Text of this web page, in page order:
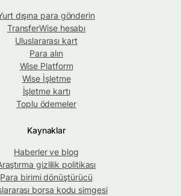
dışına para gönderin
TransferWise hesabı
Uluslararası kart
Para alın
Wise Platform
Wise İşletme
İşletme kartı
Toplu ödemeler
Kaynaklar
Haberler ve blog
gizlilik politikası
Para birimi dönüştürücü
borsa kodu simgesi